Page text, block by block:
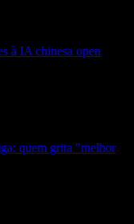
à IA chinesa open
quem grita "melhor